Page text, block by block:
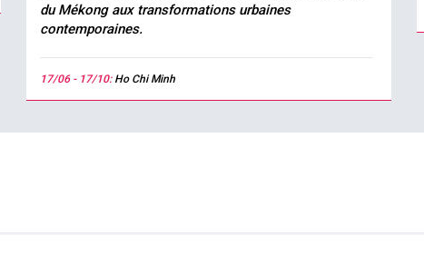
du Mékong aux transformations urbaines
contemporaines.
17/06 - 17/10: Ho Chi Minh